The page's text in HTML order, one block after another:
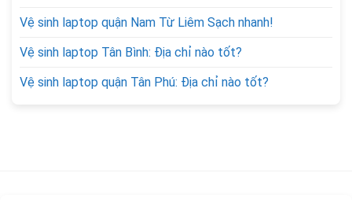
Vệ sinh laptop quận Nam Từ Liêm Sạch nhanh!
Vệ sinh laptop Tân Bình: Địa chỉ nào tốt?
Vệ sinh laptop quận Tân Phú: Địa chỉ nào tốt?